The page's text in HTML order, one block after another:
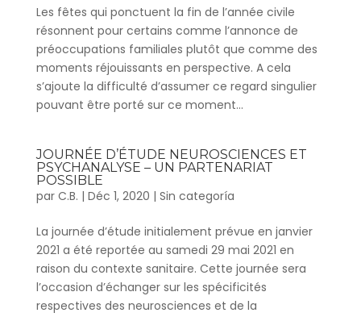
Les fêtes qui ponctuent la fin de l’année civile
résonnent pour certains comme l’annonce de
préoccupations familiales plutôt que comme des
moments réjouissants en perspective. A cela
s’ajoute la difficulté d’assumer ce regard singulier
pouvant être porté sur ce moment...
JOURNÉE D’ÉTUDE NEUROSCIENCES ET
PSYCHANALYSE – UN PARTENARIAT
POSSIBLE
par C.B. | Déc 1, 2020 | Sin categoría
La journée d’étude initialement prévue en janvier
2021 a été reportée au samedi 29 mai 2021 en
raison du contexte sanitaire. Cette journée sera
l’occasion d’échanger sur les spécificités
respectives des neurosciences et de la